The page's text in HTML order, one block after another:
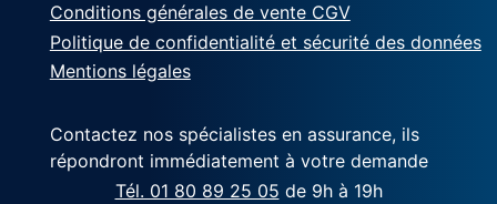
Conditions générales de vente CGV
Politique de confidentialité et sécurité des données
Mentions légales
Contactez nos spécialistes en assurance, ils
répondront immédiatement à votre demande
Tél. 01 80 89 25 05 de 9h à 19h